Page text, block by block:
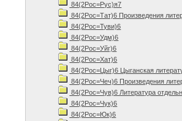
84(2Рос=Рус)я7
84(2Рос=Тат)6 Произведения
84(2Рос=Туви)6
84(2Рос=Удм)6
84(2Рос=Уйг)6
84(2Рос=Хат)6
84(2Рос=Цыг)6 Цыганская
84(2Рос=Чеч)6 Произведения
84(2Рос=Чув)6 Литература
84(2Рос=Чук)6
84(2Рос=Юк)6